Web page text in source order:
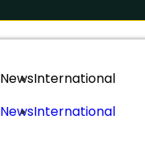
NewsInternational
NewsInternational